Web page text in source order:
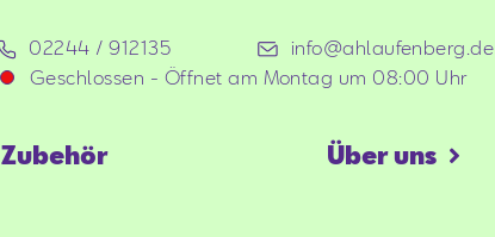
02244 / 912135 info@ahlaufenberg.de
Geschlossen - Öffnet am Montag um 08:00 Uhr
Zubehör Über uns